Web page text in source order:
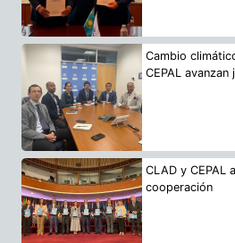
Cambio
CEPAL avanzan
CLAD y CEPAL
cooperación